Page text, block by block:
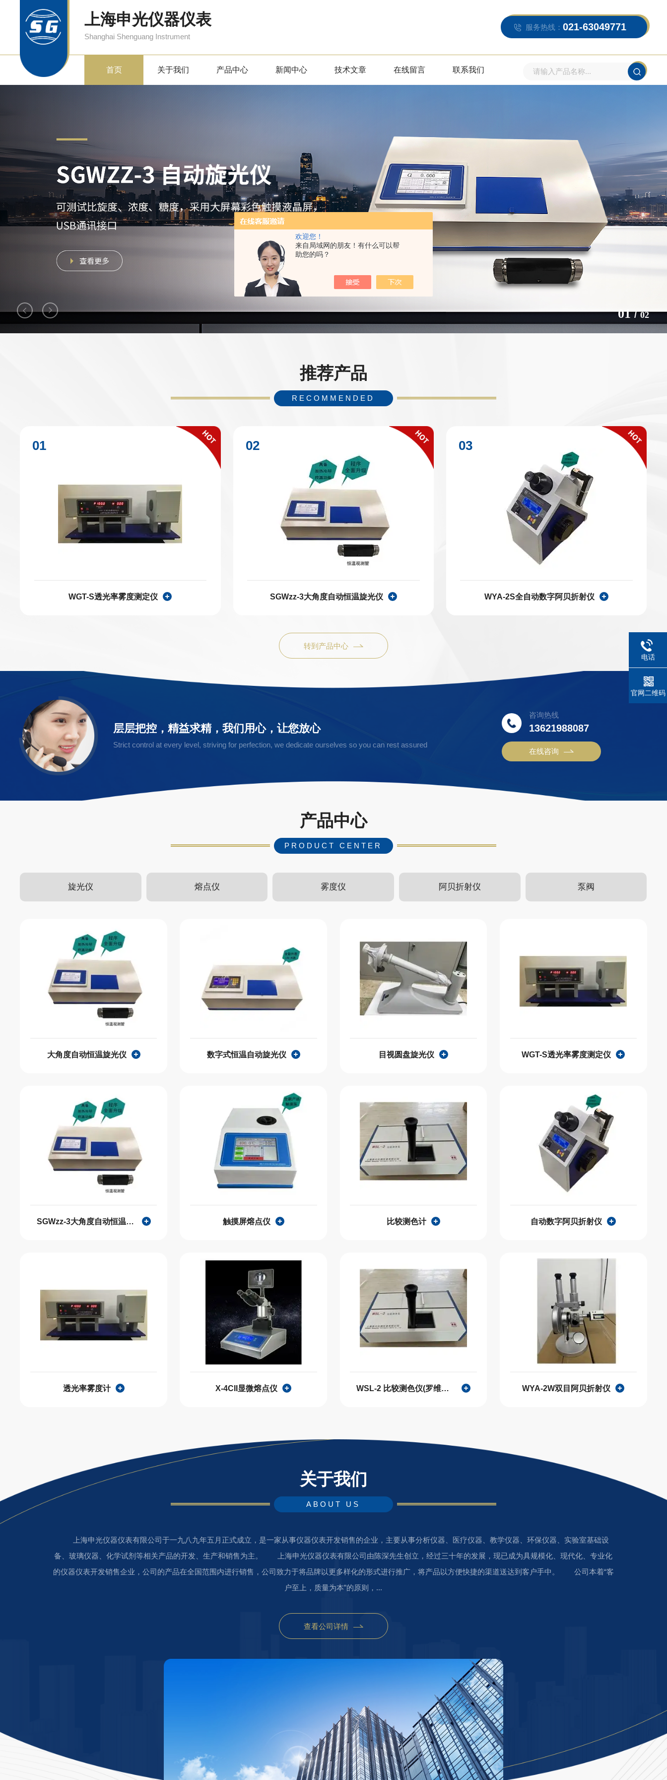
欢迎您！
来自局域网的朋友！有什么可以帮
助您的吗？
上海申光仪器仪表
Shanghai Shenguang Instrument
服务热线： 021-63049771
首页 关于我们 产品中心 新闻中心 技术文章 在线留言 联系我们
1/ 2
推荐产品
RECOMMENDED
WGT-S透光率雾度测定仪 SGWzz-3大角度自动恒温旋光仪 WYA-2S全自动数字阿贝折射仪
转到产品中心
层层把控，精益求精，我们用心，让您放心
Strict control at every level, striving for perfection, we dedicate ourselves so you can rest assured
咨询热线
13621988087
在线咨询
产品中心
PRODUCT CENTER
旋光仪 熔点仪 雾度仪 阿贝折射仪 泵阀
大角度自动恒温旋光仪 数字式恒温自动旋光仪 目视圆盘旋光仪 WGT-S透光率雾度测定仪
SGWzz-3大角度自动恒温旋光仪 触摸屏熔点仪 比较测色计 自动数字阿贝折射仪
透光率雾度计 X-4CII显微熔点仪 WSL-2 比较测色仪(罗维朋比色计) WYA-2W双目阿贝折射仪
关于我们
ABOUT US
上海申光仪器仪表有限公司于一九八九年五月正式成立，是一家从事仪器仪表开发销售的企业，主要从事分析仪器、医疗仪器、教学仪器、环保仪器、实验室基础设
备、玻璃仪器、化学试剂等相关产品的开发、生产和销售为主。 上海申光仪器仪表有限公司由陈深先生创立，经过三十年的发展，现已成为具规模化、现代化、专业化
的仪器仪表开发销售企业，公司的产品在全国范围内进行销售，公司致力于将品牌以更多样化的形式进行推广，将产品以方便快捷的渠道送达到客户手中。 公司本着“客
户至上，质量为本”的原则，...
查看公司详情
电话
官网二维码